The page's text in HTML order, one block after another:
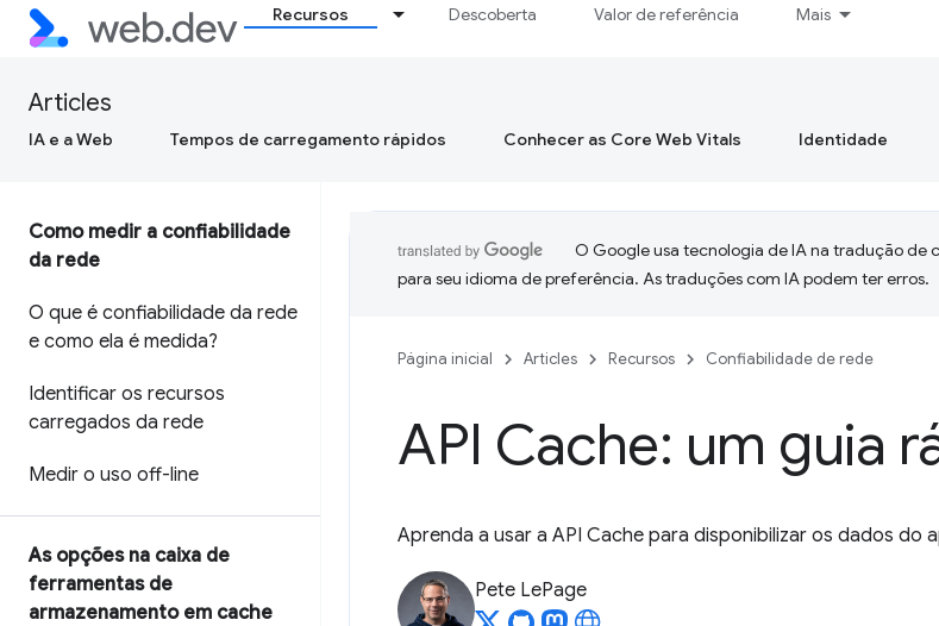
Recursos Descoberta Valor de referência Mais
Articles
IA e a Web Tempos de carregamento rápidos Conhecer as Core Web Vitals Identidade
Como medir a confiabilidade
da rede
O que é confiabilidade da rede
e como ela é medida?
Identificar os recursos
carregados da rede
Medir o uso off-line
As opções na caixa de
ferramentas de
armazenamento em cache
O Google usa tecnologia de IA na tradução de
para seu idioma de preferência. As traduções com IA podem ter erros.
Página inicial Articles Recursos Confiabilidade de rede
API Cache: um guia
Aprenda a usar a API Cache para disponibilizar os dados do
Pete LePage